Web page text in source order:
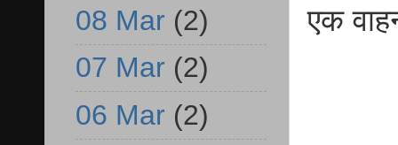
एक
08 Mar (2)
07 Mar (2)
06 Mar (2)